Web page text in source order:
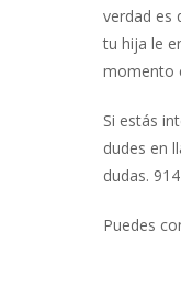
verdad es
tu hija le
momento
Si estás
dudes en
dudas.
Puedes